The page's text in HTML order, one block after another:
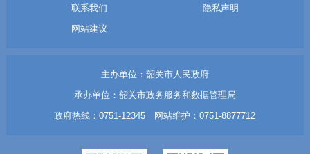
联系我们
隐私声明
网站建议
主办单位：韶关市人民政府
承办单位：韶关市政务服务和数据管理局
政府热线：0751-12345 网站维护：0751-8877712